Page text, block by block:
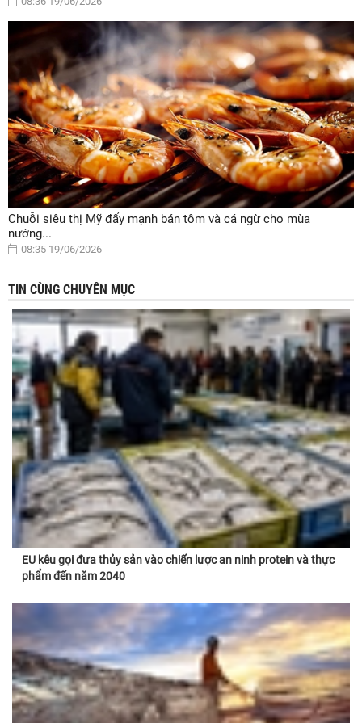
Chuỗi siêu thị Mỹ đẩy mạnh bán tôm và cá ngừ cho mùa
nướng...
08:35 19/06/2026
TIN CÙNG CHUYÊN MỤC
EU kêu gọi đưa thủy sản vào chiến lược an ninh protein và thực
phẩm đến năm 2040